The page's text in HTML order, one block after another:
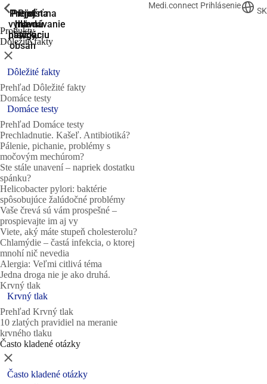
Prejsť na
vyhľadávanie
Prejsť na
hlavnú
navigáciu
Prejsť na
hlavnú
navigáciu
Prejsť
na
hlavný
obsah
Prejsť
na
pätičku
Medi.connect Prihlásenie
SK
Produkty
Dôležité fakty
ShowPrevious
Zatvoriť
Dôležité fakty
Prehľad Dôležité fakty
Domáce testy
ShowPrevious
Domáce testy
Prehľad Domáce testy
Prechladnutie. Kašeľ. Antibiotiká?
Pálenie, pichanie, problémy s
močovým mechúrom?
Ste stále unavení – napriek dostatku
spánku?
Helicobacter pylori: baktérie
spôsobujúce žalúdočné problémy
Vaše črevá sú vám prospešné –
prospievajte im aj vy
Viete, aký máte stupeň cholesterolu?
Chlamýdie – častá infekcia, o ktorej
mnohí nič nevedia
Alergia: Veľmi citlivá téma
Jedna droga nie je ako druhá.
Krvný tlak
ShowPrevious
Krvný tlak
Prehľad Krvný tlak
10 zlatých pravidiel na meranie
krvného tlaku
Často kladené otázky
ShowPrevious
Zatvoriť
Často kladené otázky
ShowPrevious